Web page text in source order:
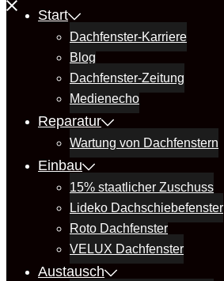
Start
Dachfenster-Karriere
Blog
Dachfenster-Zeitung
Medienecho
Reparatur
Wartung von Dachfenstern
Einbau
15% staatlicher Zuschuss
Lideko Dachschiebefenster
Roto Dachfenster
VELUX Dachfenster
Austausch